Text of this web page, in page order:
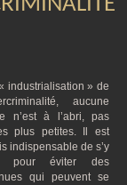
industrialisation » de
aucune
n’est à l’abri, pas
plus petites. Il est
indispensable de s’y
pour éviter des
qui peuvent se